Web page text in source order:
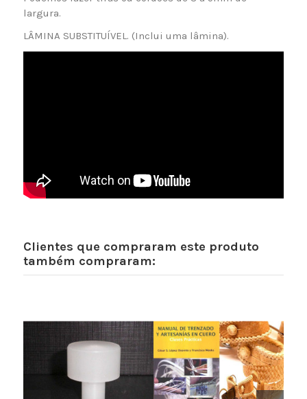
largura.
LÂMINA SUBSTITUÍVEL. (Inclui uma lâmina).
Clientes que compraram este produto
também compraram: